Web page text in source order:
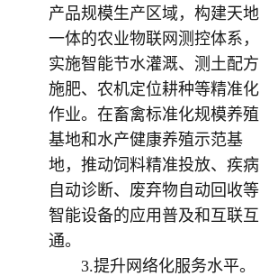
产品规模生产区域，构建天地
一体的农业物联网测控体系，
实施智能节水灌溉、测土配方
施肥、农机定位耕种等精准化
作业。在畜禽标准化规模养殖
基地和水产健康养殖示范基
地，推动饲料精准投放、疾病
自动诊断、废弃物自动回收等
智能设备的应用普及和互联互
通。
3.提升网络化服务水平。